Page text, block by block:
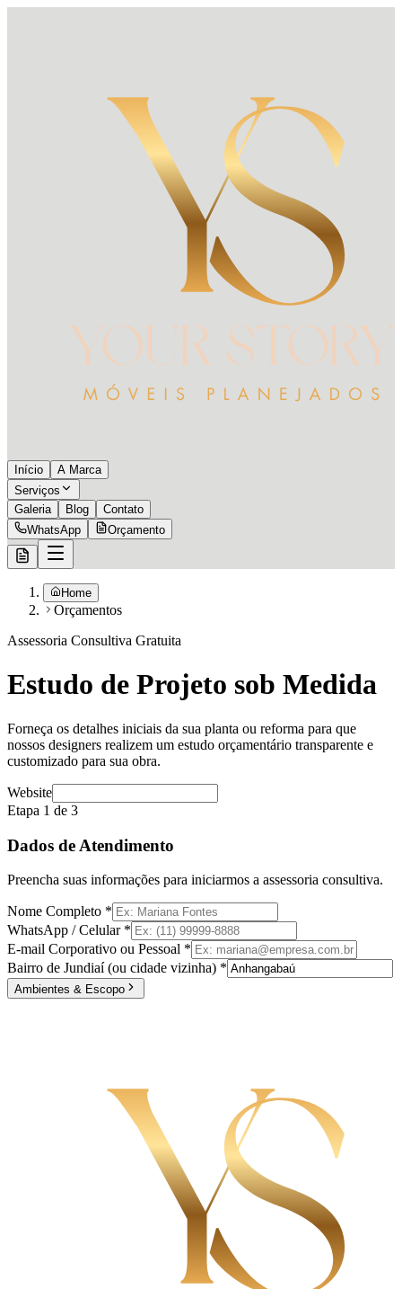
Início
A Marca
Serviços
Galeria
Blog
Contato
WhatsApp
Orçamento
Home
Orçamentos
Assessoria Consultiva Gratuita
Estudo de Projeto sob Medida
Forneça os detalhes iniciais da sua planta ou reforma para que
nossos designers realizem um estudo orçamentário transparente e
customizado para sua obra.
Website
Etapa 1 de 3
Dados de Atendimento
Preencha suas informações para iniciarmos a assessoria consultiva.
Nome Completo *
WhatsApp / Celular *
E-mail Corporativo ou Pessoal *
Bairro de Jundiaí (ou cidade vizinha) *
Ambientes & Escopo